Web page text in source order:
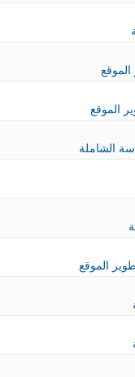
الموقع
الموقع
الشاملة
الموقع